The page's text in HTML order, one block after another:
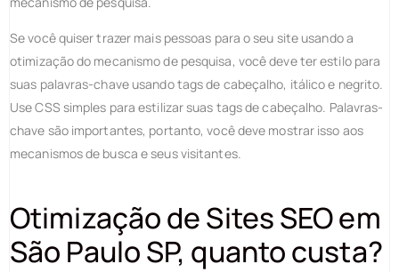
Se você quiser trazer mais pessoas para o seu site usando a
otimização do mecanismo de pesquisa, você deve ter estilo para
suas palavras-chave usando tags de cabeçalho, itálico e negrito.
Use CSS simples para estilizar suas tags de cabeçalho. Palavras-
chave são importantes, portanto, você deve mostrar isso aos
mecanismos de busca e seus visitantes.
Otimização de Sites SEO em
São Paulo SP, quanto custa?